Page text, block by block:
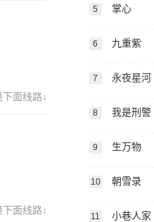
面线路↓
面线路↓
5 掌心
6 九重紫
7 永夜星河
8 我是刑警
9 生万物
10 朝雪录
11 小巷人家